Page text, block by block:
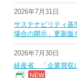
2026年7月31日
サステナビリティ基
場合の開示」更新版
2026年7月30日
経産省、「企業買収